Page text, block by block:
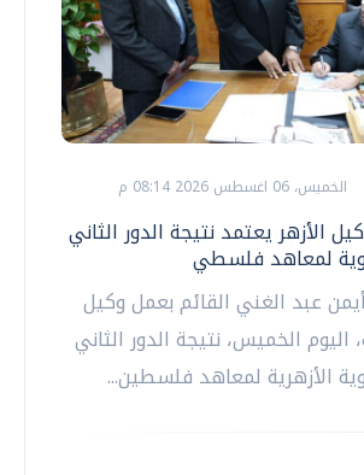
الخميس، 06 اغسطس 2026 08:14 م
الأزهر يعتمد نتيجة الدور الثاني
لمعاهد فلسطي
عبد الغني القائم بعمل وكيل
اليوم الخميس، نتيجة الدور الثاني
الأزهرية لمعاهد فلسطين...